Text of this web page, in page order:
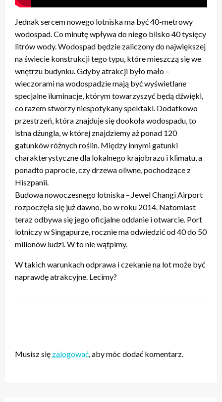
Jednak sercem nowego lotniska ma być 40-metrowy
wodospad. Co minutę wpływa do niego blisko 40 tysięcy
litrów wody. Wodospad będzie zaliczony do największej
na świecie konstrukcji tego typu, które mieszczą się we
wnętrzu budynku. Gdyby atrakcji było mało –
wieczorami na wodospadzie mają być wyświetlane
specjalne iluminacje, którym towarzyszyć będą dźwięki,
co razem stworzy niespotykany spektakl. Dodatkowo
przestrzeń, która znajduje się dookoła wodospadu, to
istna dżungla, w której znajdziemy aż ponad 120
gatunków różnych roślin. Między innymi gatunki
charakterystyczne dla lokalnego krajobrazu i klimatu, a
ponadto paprocie, czy drzewa oliwne, pochodzące z
Hiszpanii.
Budowa nowoczesnego lotniska – Jewel Changi Airport
rozpoczęła się już dawno, bo w roku 2014. Natomiast
teraz odbywa się jego oficjalne oddanie i otwarcie. Port
lotniczy w Singapurze, rocznie ma odwiedzić od 40 do 50
milionów ludzi. W to nie wątpimy.
W takich warunkach odprawa i czekanie na lot może być
naprawdę atrakcyjne. Lecimy?
Musisz się zalogować, aby móc dodać komentarz.